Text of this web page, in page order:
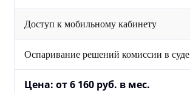
Доступ к мобильному кабинету
Оспаривание решений комиссии в суде
Цена: от 6 160 руб. в мес.